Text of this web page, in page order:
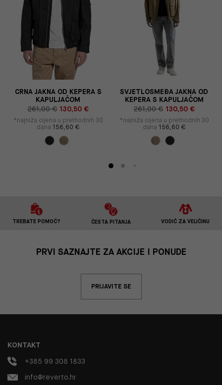
CRNA JAKNA OD KEPERA S
KAPULJAČOM
261,00 € 130,50 €
*najniža cijena u prethodnih 30
dana 156,60 €
SVJETLOSMEĐA JAKNA OD
KEPERA S KAPULJAČOM
261,00 € 130,50 €
*najniža cijena u prethodnih 30
dana 156,60 €
TREBATE POMOĆ? ČESTA PITANJA VODIČ ZA VELIČINU
PRVI SAZNAJTE ZA AKCIJE I PONUDE
PRIJAVITE SE
KONTAKT
+385 99 308 1833
info@reverto.hr